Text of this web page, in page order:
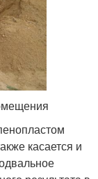
касается и